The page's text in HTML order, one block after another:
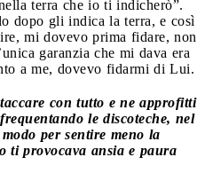
terra che io ti indicherò”.
dopo gli indica la terra, e così
mi dovevo prima fidare, non
garanzia che mi dava era
a me, dovevo fidarmi di Lui.
con tutto e ne approfitti
le discoteche, nel
per sentire meno la
ti provocava ansia e paura